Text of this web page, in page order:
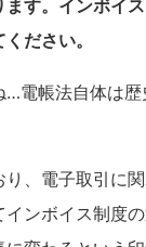
す。インボイ
ださい。
…電帳法自体は
、電子取引に
ンボイス制度